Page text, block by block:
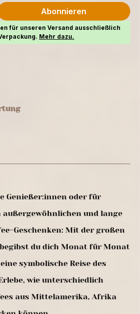
Abonnieren
für unseren Versand ausschließlich
Mehr dazu.
Genießer:innen oder für
außergewöhnlichen und lange
Geschenken: Mit der großen
du dich Monat für Monat
symbolische Reise des
wie unterschiedlich
aus Mittelamerika, Afrika